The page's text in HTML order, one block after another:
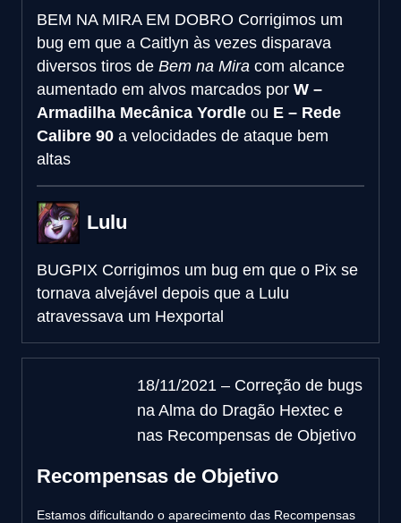
BEM NA MIRA EM DOBRO Corrigimos um
bug em que a Caitlyn às vezes disparava
diversos tiros de Bem na Mira com alcance
aumentado em alvos marcados por W –
Armadilha Mecânica Yordle ou E – Rede
Calibre 90 a velocidades de ataque bem
altas
Lulu
BUGPIX Corrigimos um bug em que o Pix se
tornava alvejável depois que a Lulu
atravessava um Hexportal
18/11/2021 – Correção de bugs
na Alma do Dragão Hextec e
nas Recompensas de Objetivo
Recompensas de Objetivo
Estamos dificultando o aparecimento das Recompensas